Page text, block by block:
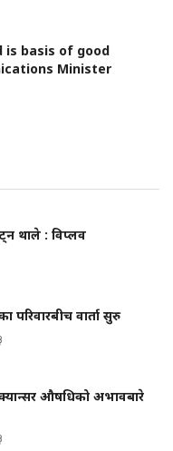
basis of good
Minister
थाले : विप्लव
परिवारबीच वार्ता सुरु
औषधिको अभावबारे